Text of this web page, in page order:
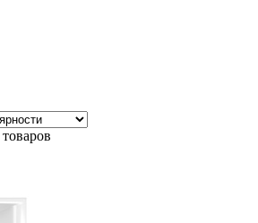
товаров